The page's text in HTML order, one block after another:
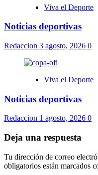
Viva el Deporte
Noticias deportivas
Redaccion 3 agosto, 2026 0
Viva el Deporte
Noticias deportivas
Redaccion 1 agosto, 2026 0
Deja una respuesta
Tu dirección de correo
obligatorios están marcados